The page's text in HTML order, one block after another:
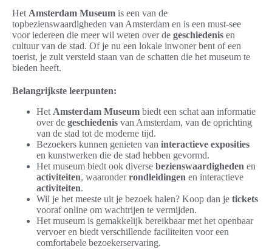
Het Amsterdam Museum is een van de
topbezienswaardigheden van Amsterdam en is een must-see
voor iedereen die meer wil weten over de geschiedenis en
cultuur van de stad. Of je nu een lokale inwoner bent of een
toerist, je zult versteld staan van de schatten die het museum te
bieden heeft.
Belangrijkste leerpunten:
Het Amsterdam Museum biedt een schat aan informatie
over de geschiedenis van Amsterdam, van de oprichting
van de stad tot de moderne tijd.
Bezoekers kunnen genieten van interactieve exposities
en kunstwerken die de stad hebben gevormd.
Het museum biedt ook diverse bezienswaardigheden en
activiteiten, waaronderrondleidingen en interactieve
activiteiten.
Wil je het meeste uit je bezoek halen? Koop dan je tickets
vooraf online om wachtrijen te vermijden.
Het museum is gemakkelijk bereikbaar met het openbaar
vervoer en biedt verschillende faciliteiten voor een
comfortabele bezoekerservaring.